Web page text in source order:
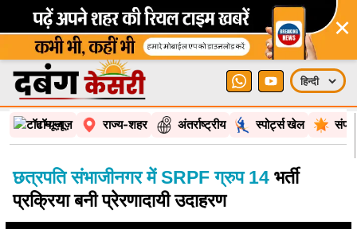
×
टॉप न्यूज़ राज्य-शहर अंतर्राष्ट्रीय स्पोर्ट्स खेल
छत्रपति संभाजीनगर में SRPF ग्रुप 14 भर्ती
प्रक्रिया बनी प्रेरणादायी उदाहरण